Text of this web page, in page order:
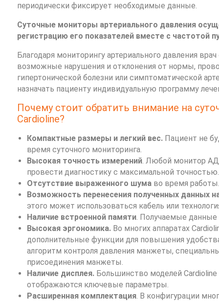
периодически фиксирует необходимые данные.
Суточные мониторы артериального давления
регистрацию его показателей вместе с частотой
Благодаря мониторингу артериального давления
возможные нарушения и отклонения от нормы,
гипертонической болезни или симптоматической
назначать пациенту индивидуальную программу
Почему стоит обратить внимание на
Cardioline?
Компактные размеры и легкий вес.Пациент не
время суточного мониторинга.
Высокая точность измерений. Любой монитор АД
провести диагностику с максимальной точностью.
Отсутствие выраженного шумаво время работы.
Возможность перенесения полученных данных
этого может использоваться кабель или
Наличие встроенной памяти. Получаемые данные
Высокая эргономика.Во многих аппаратах
дополнительные функции для повышения
алгоритм контроля давления манжеты,
присоединения манжеты.
Наличие дисплея.Большинство моделей
отображаются ключевые параметры.
Расширенная комплектация. В конфигурации